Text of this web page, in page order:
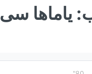
یاماها سی 40 و یاماها سی 80